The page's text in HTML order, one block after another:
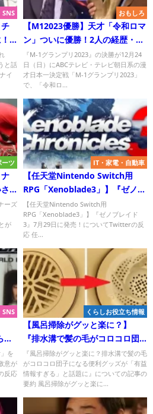
SNS
と話
イ
おもしろ
【M12023優勝】天才「令和ロマ
ン」ついに優勝！2人の経歴・
Wikiプロフ！
『M-1グランプリ2023』の決勝が12月24
日（日）にABCテレビ・テレビ朝日系の漫
才日本一決定戦「M-1グランプリ2023」
で、「令和ロ...
ーツ
う
ーズ
が
IT・家電・自動車
【任天堂Nintendo Switch用
RPG「Xenoblade3」】『ゼノブ
レイド3』7月29日に発売！
【任天堂Nintendo Switch用
RPG「Xenoblade3」】『ゼノブレイド
3』7月29日に発売！についてTwitterの反
応 任...
SNS
れ
を
意が
反応
くらしお役立ち情報
【風呂掃除がグッと楽に？】
『排水溝で髪の毛がコロコロ団
子になる便利グッズが「有益情
報すぎる」と話題に』について
Twitterの反応
『風呂掃除がグッと楽に？排水溝で髪の毛
がコロコロ団子になる便利グッズが「有益
情報すぎる」と話題に』についての記事の
要約 風呂掃除がグッと楽に...